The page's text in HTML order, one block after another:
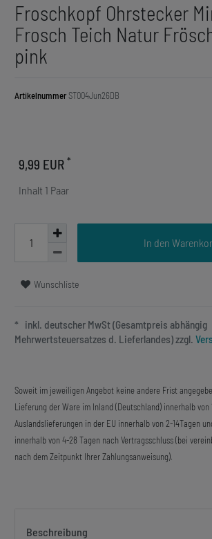
Froschkopf Ohrstecker
Frosch Teich Natur
pink
ArtikelnummerST004Jun26DB
9,99 EUR *
Inhalt 1 Paar
In den
Wunschliste
* inkl. deutscher MwSt (Gesamtpreis abhängig
Mehrwertsteuersatzes d. Lieferlandes) zzgl.
Soweit im jeweiligen Angebot keine andere Frist
Lieferung der Ware im Inland (Deutschland) innerhalb von
Auslandslieferungen in der EU innerhalb von 2-14Tagen
innerhalb von 4-28 Tagen nach Vertragsschluss (bei
nach dem Zeitpunkt Ihrer Zahlungsanweisung).
Beschreibung